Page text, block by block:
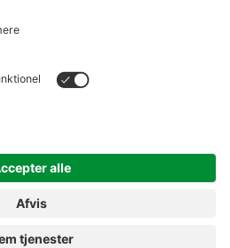
der inspirerer.
veje og et hold, der holder